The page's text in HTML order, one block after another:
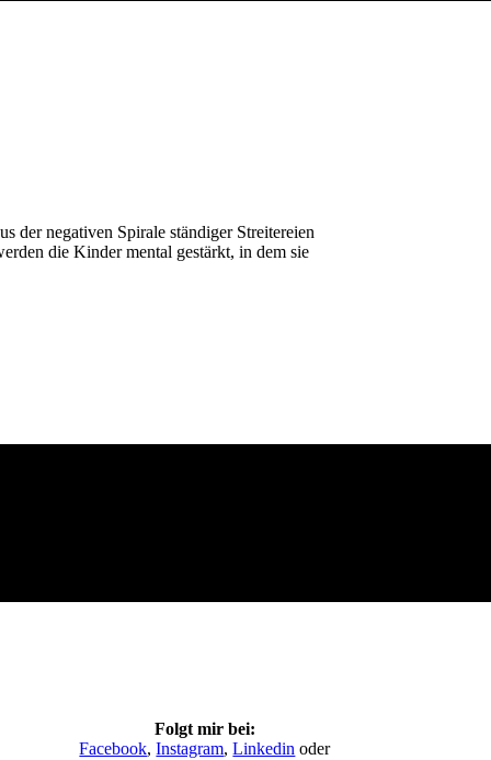
der negativen Spirale ständiger Streitereien
die Kinder mental gestärkt, in dem sie
Folgt mir bei:
Facebook,Instagram,Linkedin oder